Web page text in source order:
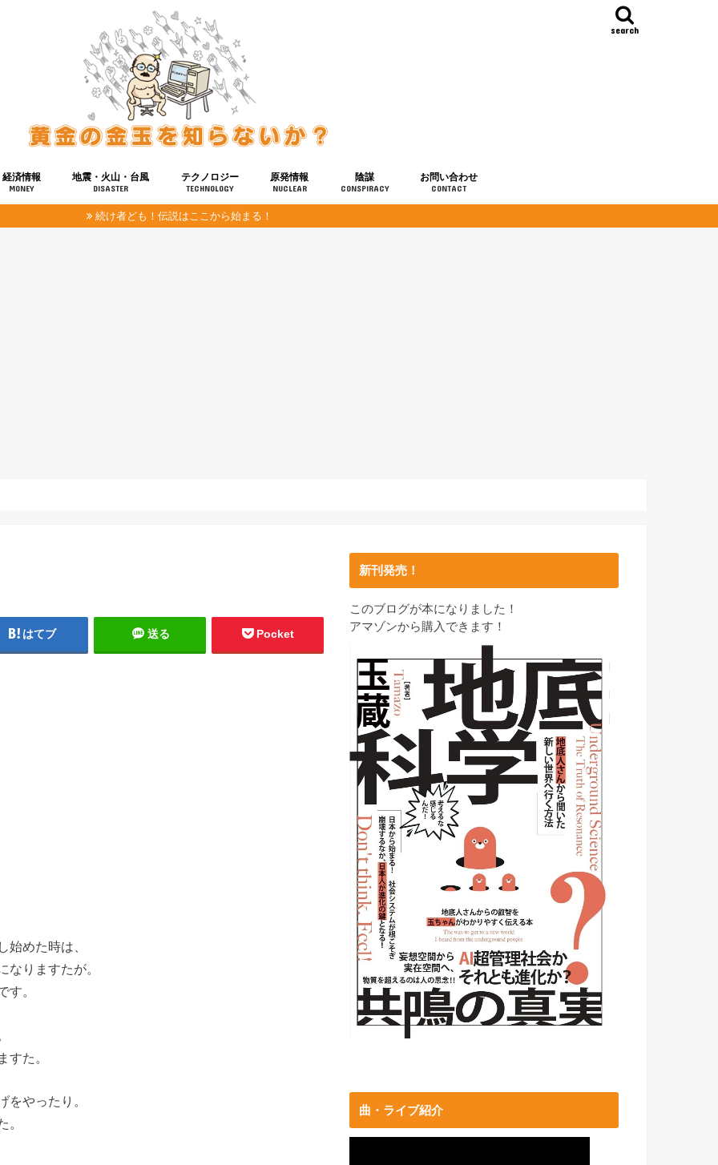
search
経済情報
MONEY
地震・火山・台風
DISASTER
テクノロジー
TECHNOLOGY
健康
宇宙
原発情報
NUCLEAR
陰謀
CONSPIRACY
お問い合わせ
CONTACT
続け者ども！伝説はここから始まる！
はてブ 送る Pocket
始めた時は、
りますたが。
す。
すた。
をやったり。
。
新刊発売！
このブログが本になりました！
アマゾンから購入できます！
曲・ライブ紹介